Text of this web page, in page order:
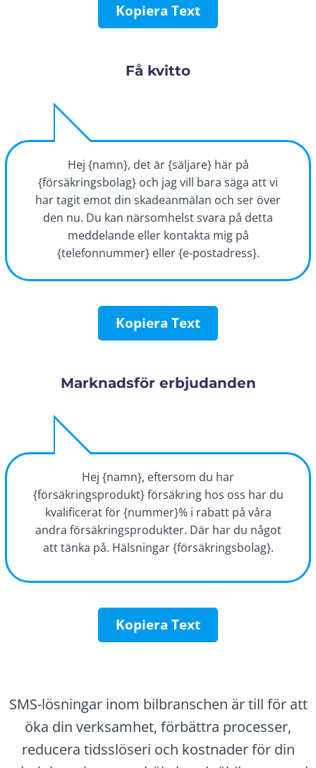
Kopiera Text
Få kvitto
Hej {namn}, det är {säljare} här på
{försäkringsbolag} och jag vill bara säga att vi
har tagit emot din skadeanmälan och ser över
den nu. Du kan närsomhelst svara på detta
meddelande eller kontakta mig på
{telefonnummer} eller {e-postadress}.
Kopiera Text
Marknadsför erbjudanden
Hej {namn}, eftersom du har
{försäkringsprodukt} försäkring hos oss har du
kvalificerat för {nummer}% i rabatt på våra
andra försäkringsprodukter. Där har du något
att tänka på. Hälsningar {försäkringsbolag}.
Kopiera Text
SMS-lösningar inom bilbranschen är till för att
öka din verksamhet, förbättra processer,
reducera tidsslöseri och kostnader för din